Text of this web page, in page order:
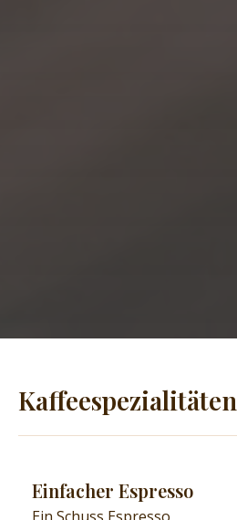
Kaffeespezialitäten
Einfacher Espresso